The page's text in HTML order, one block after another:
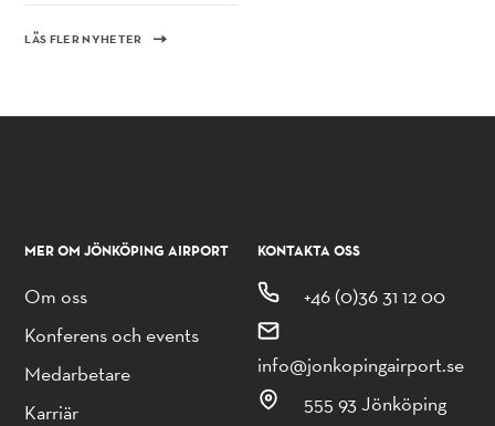
LÄS FLER NYHETER
MER OM JÖNKÖPING AIRPORT
Om oss
Konferens och events
Medarbetare
Karriär
KONTAKTA OSS
+46 (0)36 31 12 00
info@jonkopingairport.se
555 93 Jönköping